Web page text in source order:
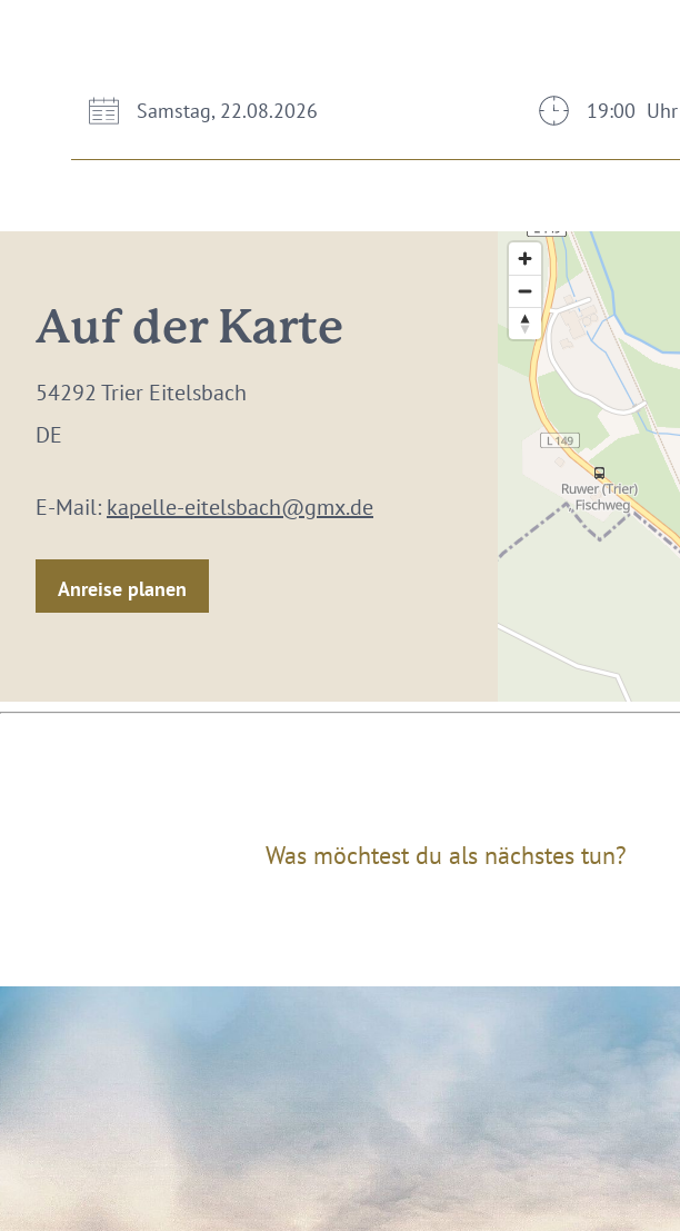
Samstag, 22.08.2026 19:00 Uhr
Auf der Karte
54292 Trier Eitelsbach
DE
E-Mail: kapelle-eitelsbach@gmx.de
Anreise planen
Was möchtest du als nächstes tun?